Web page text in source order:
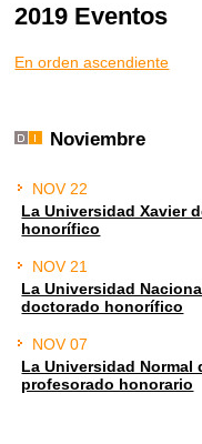
2019 Eventos
En orden ascendiente
Noviembre
NOV 22
La Universidad Xavier
honorífico
NOV 21
La Universidad
doctorado honorífico
NOV 07
La Universidad Normal
profesorado honorario